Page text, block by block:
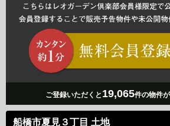
ご登録いただくと 19,065件の物件
船橋市夏見３丁目 土地